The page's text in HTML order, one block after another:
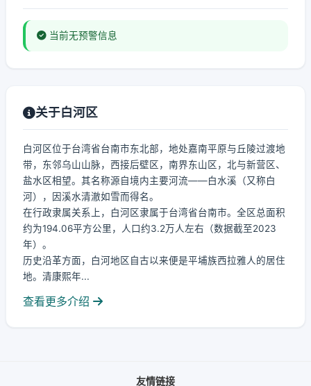
当前无预警信息
关于白河区
白河区位于台湾省台南市东北部，地处嘉南平原与丘陵过渡地
带，东邻乌山山脉，西接后壁区，南界东山区，北与新营区、
盐水区相望。其名称源自境内主要河流——白水溪（又称白
河），因溪水清澈如雪而得名。
在行政隶属关系上，白河区隶属于台湾省台南市。全区总面积
约为194.06平方公里，人口约3.2万人左右（数据截至2023
年）。
历史沿革方面，白河地区自古以来便是平埔族西拉雅人的居住
地。清康熙年...
查看更多介绍
友情链接